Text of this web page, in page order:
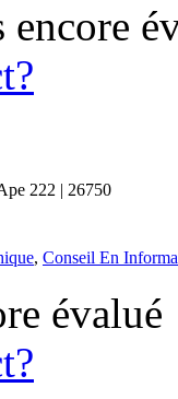
encore
222 | 26750
, Conseil En
évalué